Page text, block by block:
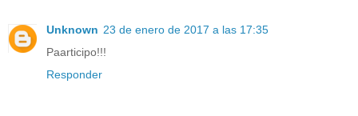
Unknown 23 de enero de 2017 a las 17:35
Paarticipo!!!
Responder